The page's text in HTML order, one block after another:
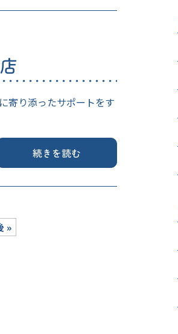
寄り添ったサポートをす
続きを読む
»